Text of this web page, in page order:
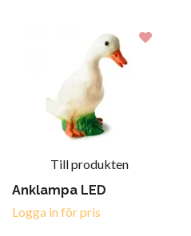
Till produkten
Anklampa LED
Logga in för pris